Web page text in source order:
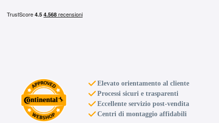
Elevato orientamento al cliente
Processi sicuri e trasparenti
Eccellente servizio post-vendita
Centri di montaggio affidabili